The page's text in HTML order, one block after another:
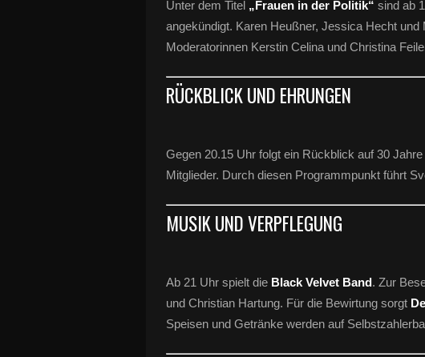
Unter dem Titel „Frauen in der Politik“ sind ab
angekündigt. Karen Heußner, Jessica Hecht
Moderatorinnen Kerstin Celina und Christina
RÜCKBLICK UND EHRUNGEN
Gegen 20.15 Uhr folgt ein Rückblick auf 30
Mitglieder. Durch diesen Programmpunkt führt
MUSIK UND VERPFLEGUNG
Ab 21 Uhr spielt die Black Velvet Band. Zur
und Christian Hartung. Für die Bewirtung sorgt
Speisen und Getränke werden auf